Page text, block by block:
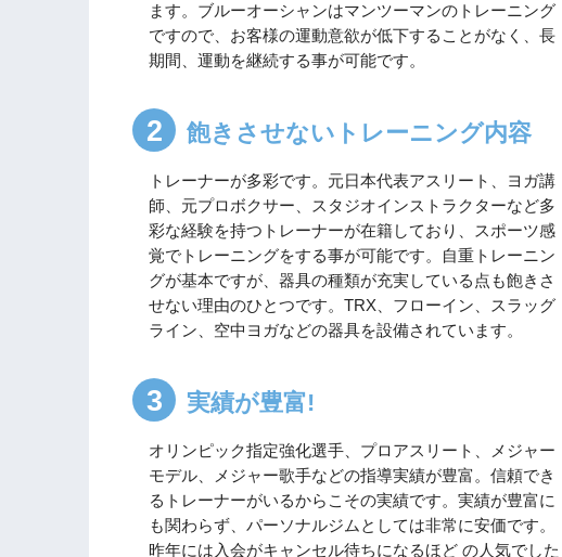
ます。ブルーオーシャンはマンツーマンのトレーニング
ですので、お客様の運動意欲が低下することがなく、長
期間、運動を継続する事が可能です。
飽きさせないトレーニング内容
トレーナーが多彩です。元日本代表アスリート、ヨガ講
師、元プロボクサー、スタジオインストラクターなど多
彩な経験を持つトレーナーが在籍しており、スポーツ感
覚でトレーニングをする事が可能です。自重トレーニン
グが基本ですが、器具の種類が充実している点も飽きさ
せない理由のひとつです。TRX、フローイン、スラッグ
ライン、空中ヨガなどの器具を設備されています。
実績が豊富!
オリンピック指定強化選手、プロアスリート、メジャー
モデル、メジャー歌手などの指導実績が豊富。信頼でき
るトレーナーがいるからこその実績です。実績が豊富に
も関わらず、パーソナルジムとしては非常に安価です。
昨年には入会がキャンセル待ちになるほど の人気でした